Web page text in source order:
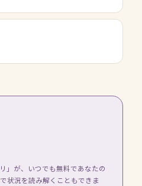
」が、いつでも無料であなたの
状況を読み解くこともできま